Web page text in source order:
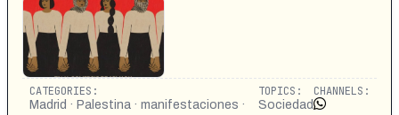
CATEGORIES:
Madrid · Palestina · manifestaciones ·
TOPICS:
Sociedad
CHANNELS: